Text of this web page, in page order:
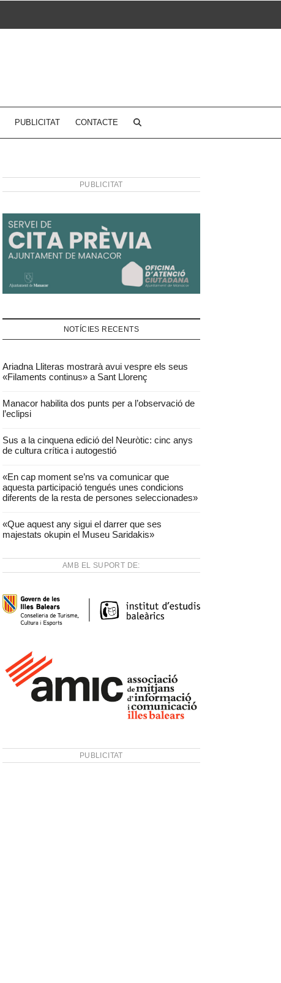
PUBLICITAT CONTACTE
PUBLICITAT
NOTÍCIES RECENTS
Ariadna Lliteras mostrarà avui vespre els seus
«Filaments continus» a Sant Llorenç
Manacor habilita dos punts per a l’observació de
l’eclipsi
Sus a la cinquena edició del Neuròtic: cinc anys
de cultura crítica i autogestió
«En cap moment se’ns va comunicar que
aquesta participació tengués unes condicions
diferents de la resta de persones seleccionades»
«Que aquest any sigui el darrer que ses
majestats okupin el Museu Saridakis»
AMB EL SUPORT DE:
PUBLICITAT